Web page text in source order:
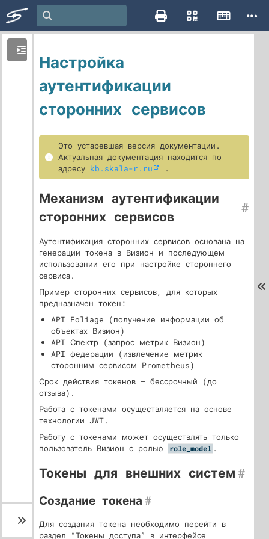
Настройка
аутентификации
сторонних сервисов
Это устаревшая версия документации.
Актуальная документация находится по
адресу kb.skala-r.ru .
Механизм аутентификации
сторонних сервисов
#
Аутентификация сторонних сервисов основана на
генерации токена в Визион и последующем
использовании его при настройке стороннего
сервиса.
Пример сторонних сервисов, для которых
предназначен токен:
API Foliage (получение информации об
объектах Визион)
API Спектр (запрос метрик Визион)
API федерации (извлечение метрик
сторонним сервисом Prometheus)
Срок действия токенов — бессрочный (до
отзыва).
Работа с токенами осуществляется на основе
технологии JWT.
Работу с токенами может осуществлять только
пользователь Визион с ролью
role_model .
Токены для внешних систем#
Создание токена #
Для создания токена необходимо перейти в
раздел “Токены доступа” в интерфейсе